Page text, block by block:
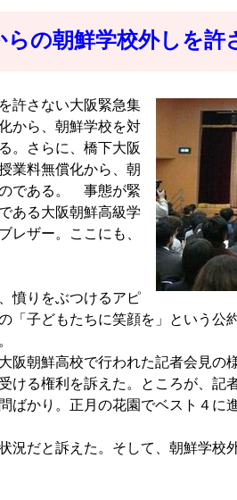
らの朝鮮学校外しを
許さない大阪緊急集
から、朝鮮学校を対
。さらに、橋下大阪
業料無償化から、朝
である。 事態が緊
ある大阪朝鮮高級学
レザー。ここにも、
憤りをぶつけるアピ
子どもたちに笑顔を」という
朝鮮高校で行われた記者会見の
る権利を訴えた。ところが、
かり。正月の花園でベスト４
だと訴えた。そして、朝鮮学校